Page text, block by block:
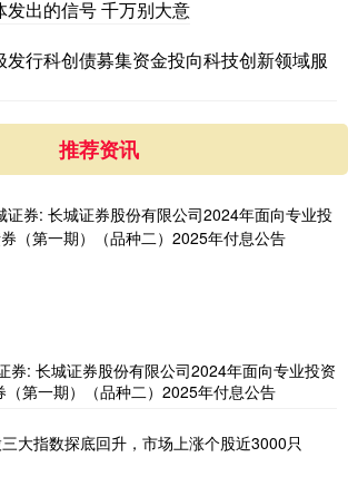
发出的信号 千万别大意
行科创债募集资金投向科技创新领域服
推荐资讯
券: 长城证券股份有限公司2024年面向专业投资
（第一期）（品种二）2025年付息公告